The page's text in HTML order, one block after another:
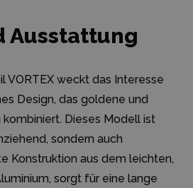
Ausstattung
VORTEX weckt das Interesse
Design, das goldene und
Dieses Modell ist
sondern auch
Konstruktion aus dem leichten,
sorgt für eine lange